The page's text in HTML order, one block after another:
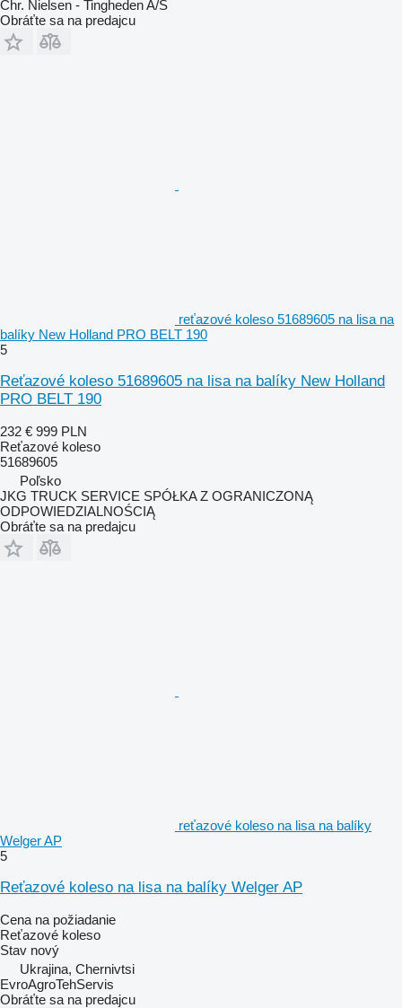
Chr. Nielsen - Tingheden A/S
Obráťte sa na predajcu
reťazové koleso 51689605 na lisa na
balíky New Holland PRO BELT 190
5
Reťazové koleso 51689605 na lisa na balíky New Holland
PRO BELT 190
232 € 999 PLN
Reťazové koleso
51689605
Poľsko
JKG TRUCK SERVICE SPÓŁKA Z OGRANICZONĄ
ODPOWIEDZIALNOŚCIĄ
Obráťte sa na predajcu
reťazové koleso na lisa na balíky
Welger AP
5
Reťazové koleso na lisa na balíky Welger AP
Cena na požiadanie
Reťazové koleso
Stav nový
Ukrajina, Chernivtsi
EvroAgroTehServis
Obráťte sa na predajcu